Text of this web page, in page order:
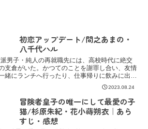
初恋アップデート/間之あまの・
八千代ハル
派男子・純人の再就職先には、高校時代に絶交
支倉がいた。かつてのことを謝罪し合い、友情
緒にランチへ行ったり、仕事帰りに飲みに出か
見舞いに来てもらったり。純人にとっ...2023.08.24
冒険者皇子の唯一にして最愛の子
猫/杉原朱紀・花小蒔朔衣｜あら
すじ・感想